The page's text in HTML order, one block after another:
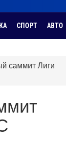
СПОРТ АВТО
саммит Лиги